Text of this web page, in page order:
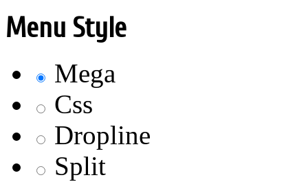
Menu Style
Mega
Css
Dropline
Split